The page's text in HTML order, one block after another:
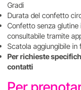
Gradi
Durata del confetto
Confetto senza
consultabile tramite
Scatola aggiungibile in
Per richieste
contatti